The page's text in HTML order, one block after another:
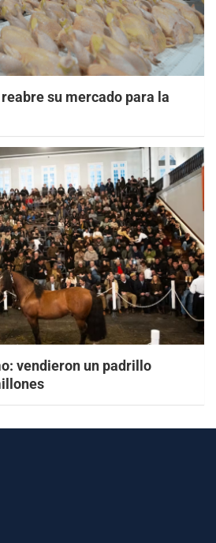
su mercado para la
vendieron un padrillo